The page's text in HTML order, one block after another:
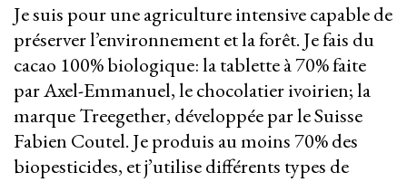
Je suis pour une agriculture intensive capable de
préserver l’environnement et la forêt. Je fais du
cacao 100% biologique: la tablette à 70% faite
par Axel-Emmanuel, le chocolatier ivoirien; la
marque Treegether, développée par le Suisse
Fabien Coutel. Je produis au moins 70% des
biopesticides, et j’utilise différents types de